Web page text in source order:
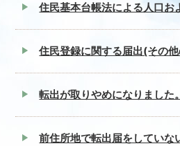
住民基本台帳法による人口お
住民登録に関する届出(その
転出が取りやめになりました。
前住所地で転出届をしていな